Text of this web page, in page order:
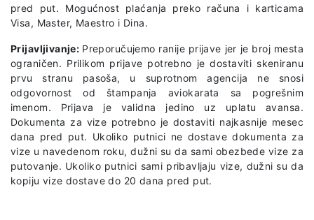
pred put. Mogućnost plaćanja preko računa i karticama
Visa, Master, Maestro i Dina.
Prijavljivanje: Preporučujemo ranije prijave jer je broj mesta
ograničen. Prilikom prijave potrebno je dostaviti skeniranu
prvu stranu pasoša, u suprotnom agencija ne snosi
odgovornost od štampanja aviokarata sa pogrešnim
imenom. Prijava je validna jedino uz uplatu avansa.
Dokumenta za vize potrebno je dostaviti najkasnije mesec
dana pred put. Ukoliko putnici ne dostave dokumenta za
vize u navedenom roku, dužni su da sami obezbede vize za
putovanje. Ukoliko putnici sami pribavljaju vize, dužni su da
kopiju vize dostave do 20 dana pred put.